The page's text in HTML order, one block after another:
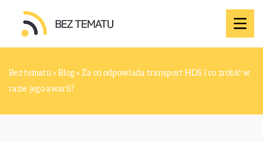
Bez tematu » Blog »Za co odpowiada transport HDS i co zrobić w
razie jego awarii?